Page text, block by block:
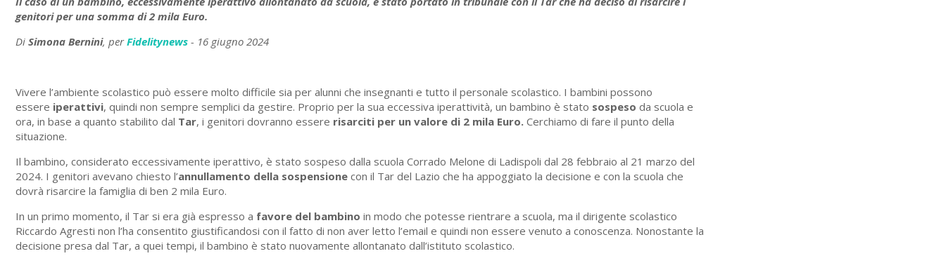
genitori per una somma di 2 mila Euro.
Di Simona Bernini, perFidelitynews - 16 giugno 2024
Vivere l’ambiente scolastico può essere molto difficile sia per alunni che insegnanti e tutto il personale scolastico. I bambini possono
essere iperattivi, quindi non sempre semplici da gestire. Proprio per la sua eccessiva iperattività, un bambino è stato sospeso da scuola e
ora, in base a quanto stabilito dal Tar, i genitori dovranno essere risarciti per un valore di 2 mila Euro. Cerchiamo di fare il punto della
situazione.
Il bambino, considerato eccessivamente iperattivo, è stato sospeso dalla scuola Corrado Melone di Ladispoli dal 28 febbraio al 21 marzo del
2024. I genitori avevano chiesto l’annullamento della sospensione con il Tar del Lazio che ha appoggiato la decisione e con la scuola che
dovrà risarcire la famiglia di ben 2 mila Euro.
In un primo momento, il Tar si era già espresso a favore del bambino in modo che potesse rientrare a scuola, ma il dirigente scolastico
Riccardo Agresti non l’ha consentito giustificandosi con il fatto di non aver letto l’email e quindi non essere venuto a conoscenza. Nonostante la
decisione presa dal Tar, a quei tempi, il bambino è stato nuovamente allontanato dall’istituto scolastico.